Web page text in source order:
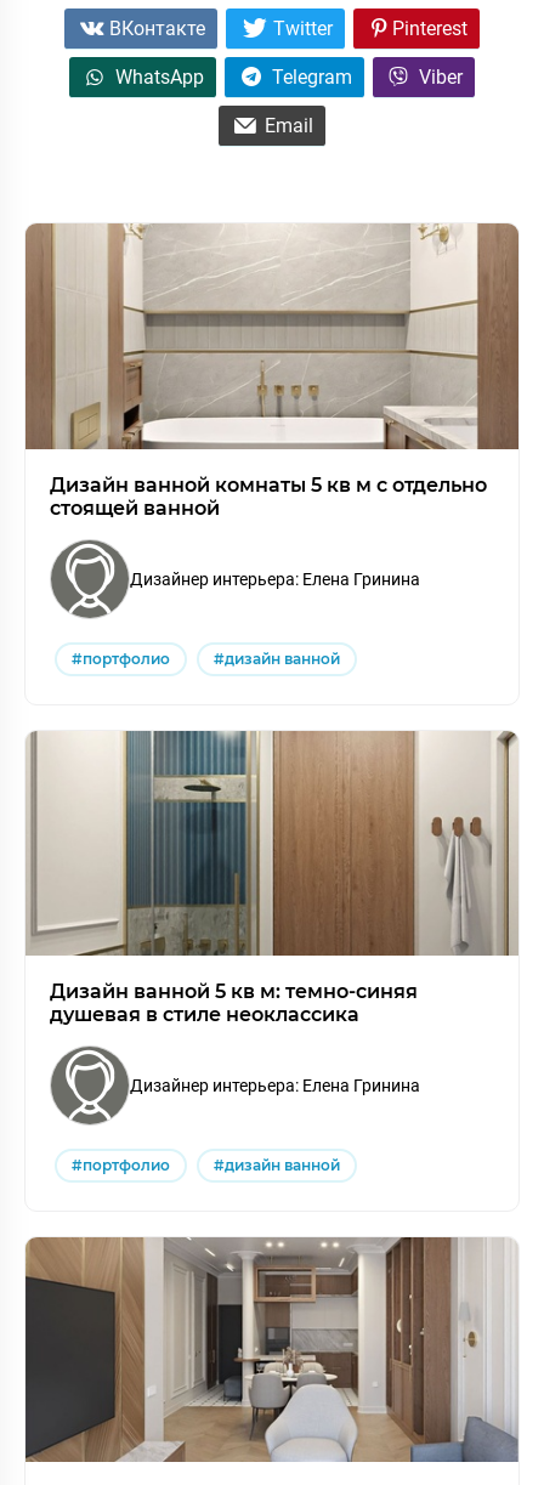
ВКонтакте Twitter Pinterest
WhatsApp Telegram Viber
Email
Дизайн ванной комнаты 5 кв м с отдельно
стоящей ванной
Дизайнер интерьера: Елена Гринина
#портфолио #дизайн ванной
Дизайн ванной 5 кв м: темно-синяя
душевая в стиле неоклассика
Дизайнер интерьера: Елена Гринина
#портфолио #дизайн ванной